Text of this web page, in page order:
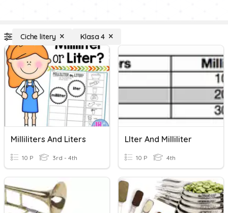
Ciche litery Klasa 4
Milliliters And Liters
10 P 3rd - 4th
LIter And Milliliter
10 P 4th